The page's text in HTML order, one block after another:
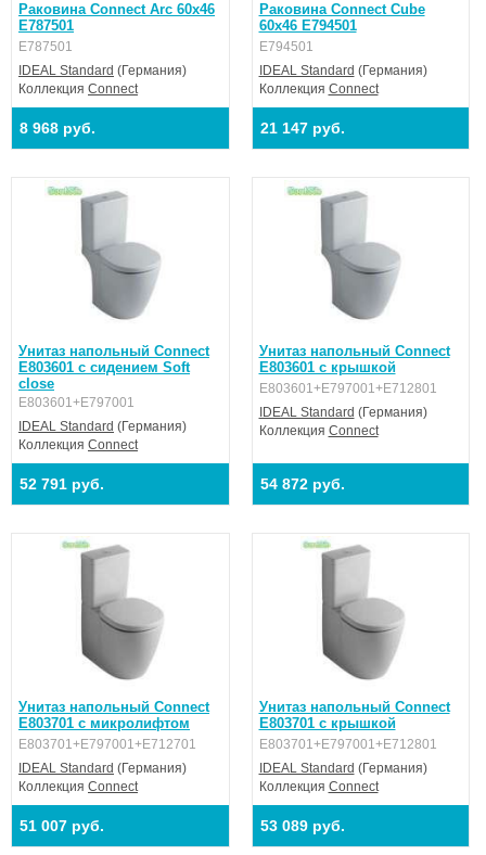
Раковина Connect Arc 60х46
E787501
E787501
IDEAL Standard (Германия)
Коллекция Connect
8 968 руб.
Раковина Connect Cube
60х46 E794501
E794501
IDEAL Standard (Германия)
Коллекция Connect
21 147 руб.
Унитаз напольный Connect
E803601 c сидением Soft
close
E803601+E797001
IDEAL Standard (Германия)
Коллекция Connect
52 791 руб.
Унитаз напольный Connect
E803601 с крышкой
E803601+E797001+E712801
IDEAL Standard (Германия)
Коллекция Connect
54 872 руб.
Унитаз напольный Connect
E803701 с микролифтом
E803701+E797001+E712701
IDEAL Standard (Германия)
Коллекция Connect
51 007 руб.
Унитаз напольный Connect
E803701 с крышкой
E803701+E797001+E712801
IDEAL Standard (Германия)
Коллекция Connect
53 089 руб.